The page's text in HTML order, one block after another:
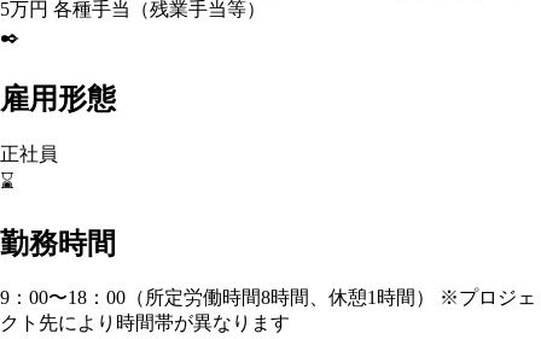
5万円 各種手当（残業手当等）
✒️
雇用形態
正社員
⌛
勤務時間
9：00〜18：00（所定労働時間8時間、休憩1時間） ※プロジェ
クト先により時間帯が異なります